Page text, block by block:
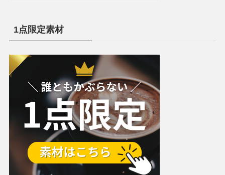
1点限定素材